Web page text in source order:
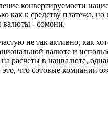
конвертируемости
как к средству платежа,
валюты - сомони.
не так активно, как
валюте и
расчеты в нацвалюте,
что сотовые компании